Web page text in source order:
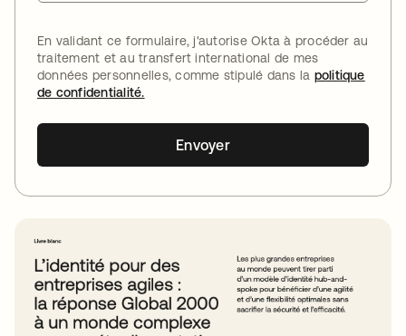
En validant ce formulaire, j'autorise Okta à procéder au
traitement et au transfert international de mes
données personnelles, comme stipulé dans la politique
de confidentialité.
Envoyer